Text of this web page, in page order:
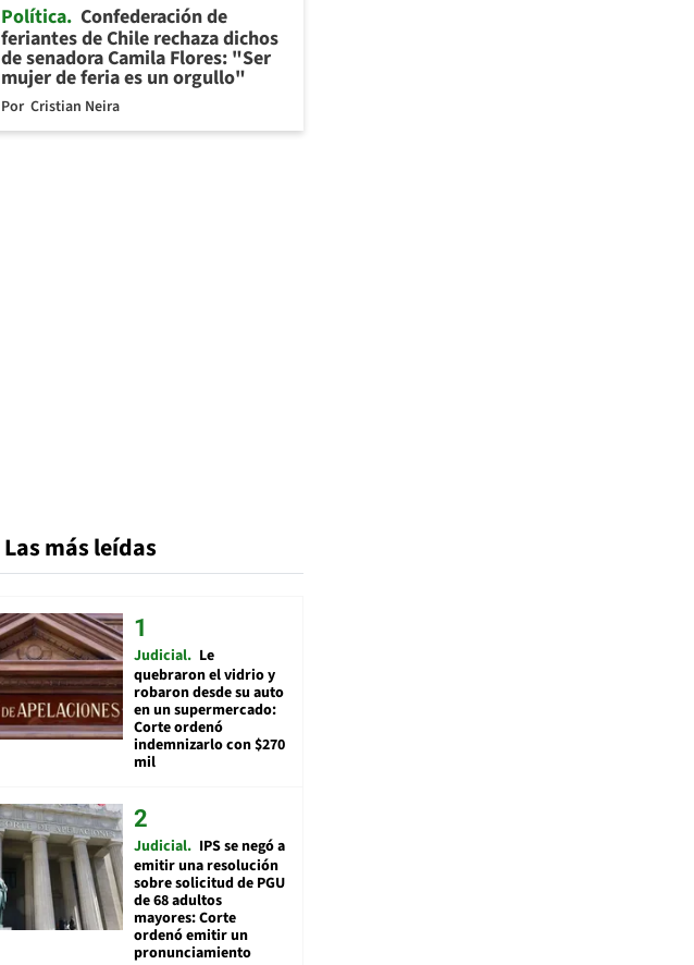
Política Confederación de
feriantes de Chile rechaza dichos
de senadora Camila Flores: "Ser
mujer de feria es un orgullo"
Por Cristian Neira
Las más leídas
Judicial Le
quebraron el vidrio y
robaron desde su auto
en un supermercado:
Corte ordenó
indemnizarlo con $270
mil
Judicial IPS se negó a
emitir una resolución
sobre solicitud de PGU
de 68 adultos
mayores: Corte
ordenó emitir un
pronunciamiento